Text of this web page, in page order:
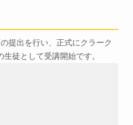
提出を行い、正式にクラーク
徒として受講開始です。